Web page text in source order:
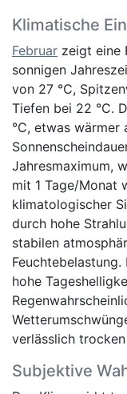
Klimatische
Februar zeigt eine
sonnigen
von 27 °C,
Tiefen bei 22 °C.
°C, etwas wärmer
Jahresmaximum,
mit 1 Tage/Monat
klimatologischer
durch hohe
stabilen
hohe
verlässlich
Subjektive